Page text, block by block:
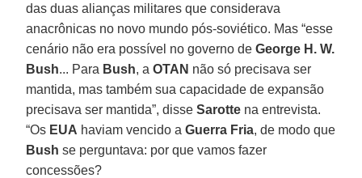
das duas alianças militares que considerava
anacrônicas no novo mundo pós-soviético. Mas “esse
cenário não era possível no governo deGeorge H. W.
Bush... Para Bush, aOTAN não só precisava ser
mantida, mas também sua capacidade de expansão
precisava ser mantida”, disseSarotte na entrevista.
“Os EUA haviam vencido aGuerra Fria, de modo que
Bush se perguntava: por que vamos fazer
concessões?